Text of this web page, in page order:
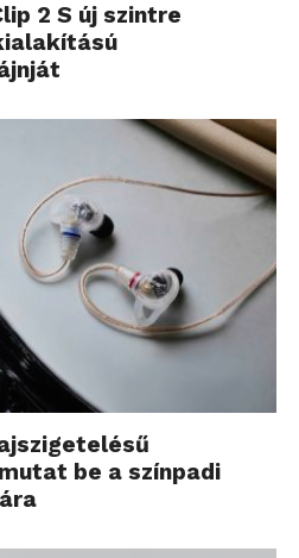
2 S új szintre
be a színpadi